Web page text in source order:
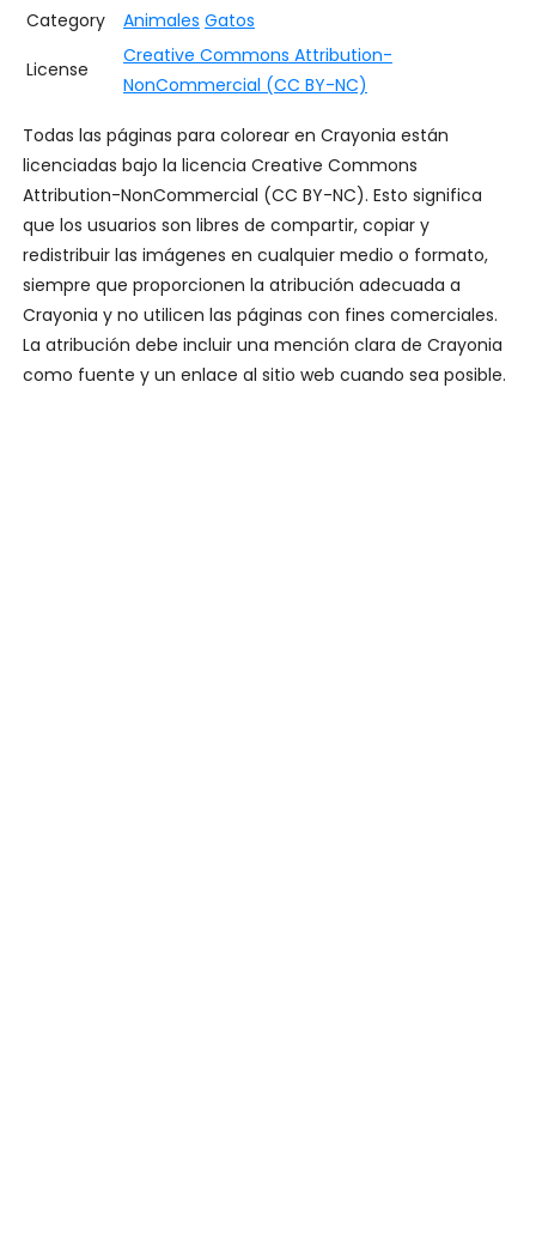
Category
Animales Gatos
License
Creative Commons Attribution-
NonCommercial (CC BY-NC)
Todas las páginas para colorear en Crayonia están
licenciadas bajo la licencia Creative Commons
Attribution-NonCommercial (CC BY-NC). Esto significa
que los usuarios son libres de compartir, copiar y
redistribuir las imágenes en cualquier medio o formato,
siempre que proporcionen la atribución adecuada a
Crayonia y no utilicen las páginas con fines comerciales.
La atribución debe incluir una mención clara de Crayonia
como fuente y un enlace al sitio web cuando sea posible.